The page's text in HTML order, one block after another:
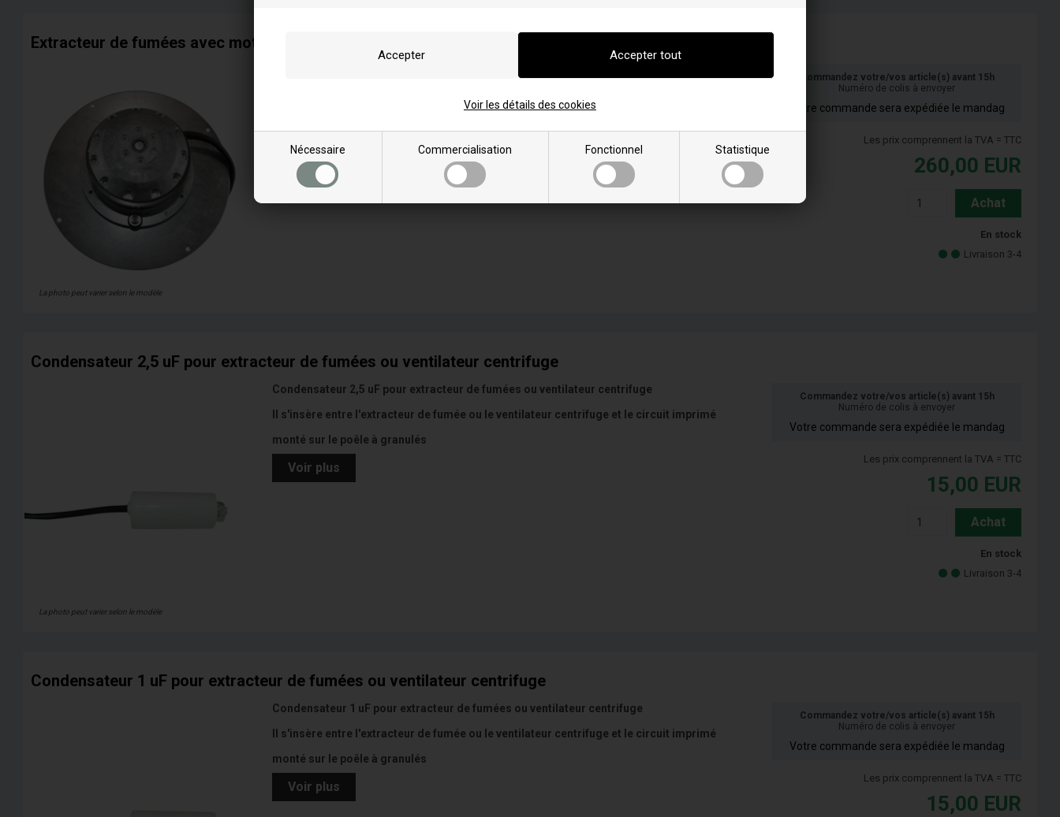
Nécessaire Commercialisation Fonctionnel Statistique
Voir les détails des cookies
Extracteur de fumées avec moteur sphérique pour Wamsler
La photo peut varier selon le modèle
Commandez votre/vos article(s) avant 15h
Numéro de colis à envoyer
Votre commande sera expédiée le mandag
Les prix comprennent la TVA = TTC
260,00 EUR
Achat
En stock
Livraison 3-4
Condensateur 2,5 uF pour extracteur de fumées ou ventilateur centrifuge
La photo peut varier selon le modèle
Condensateur 2,5 uF pour extracteur de fumées ou ventilateur centrifuge
Il s'insère entre l'extracteur de fumée ou le ventilateur centrifuge et le circuit imprimé
monté sur le poêle à granulés
Voir plus
Commandez votre/vos article(s) avant 15h
Numéro de colis à envoyer
Votre commande sera expédiée le mandag
Les prix comprennent la TVA = TTC
15,00 EUR
Achat
En stock
Livraison 3-4
Condensateur 1 uF pour extracteur de fumées ou ventilateur centrifuge
Condensateur 1 uF pour extracteur de fumées ou ventilateur centrifuge
Il s'insère entre l'extracteur de fumée ou le ventilateur centrifuge et le circuit imprimé
monté sur le poêle à granulés
Voir plus
Commandez votre/vos article(s) avant 15h
Numéro de colis à envoyer
Votre commande sera expédiée le mandag
Les prix comprennent la TVA = TTC
15,00 EUR